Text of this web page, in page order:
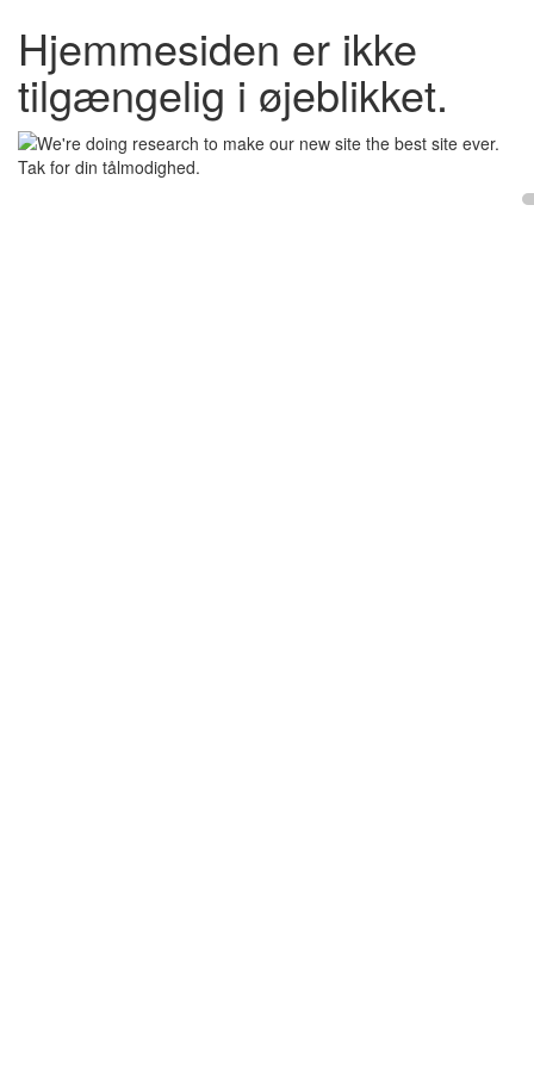
Hjemmesiden er ikke
tilgængelig i øjeblikket.
Tak for din tålmodighed.